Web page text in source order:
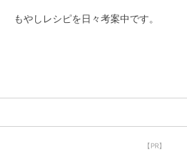
もやしレシピを日々考案中です。
【PR】